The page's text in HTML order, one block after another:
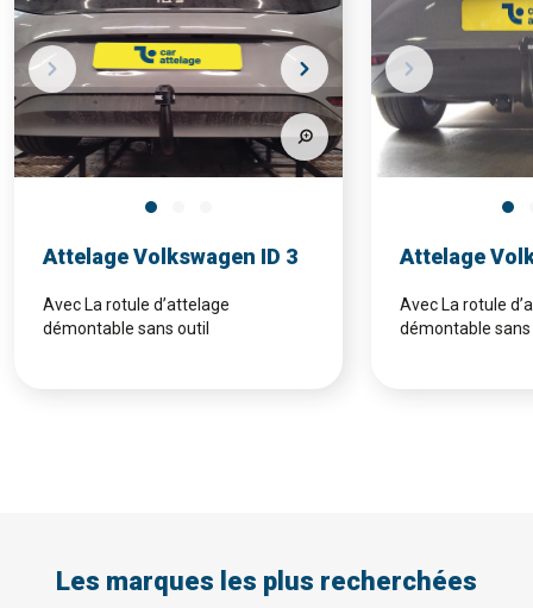
Attelage Volkswagen ID 3
Avec La rotule d’attelage
démontable sans outil
Attelage
Avec La rotule
démontable
Les marques les plus recherchées